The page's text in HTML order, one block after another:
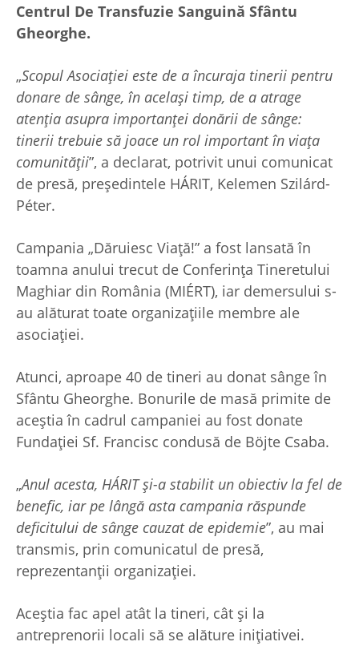
Centrul De Transfuzie Sanguină Sfântu
Gheorghe.
„Scopul Asociației este de a încuraja tinerii pentru
donare de sânge, în același timp, de a atrage
atenția asupra importanței donării de sânge:
tinerii trebuie să joace un rol important în viața
comunității”, a declarat, potrivit unui comunicat
de presă, președintele HÁRIT, Kelemen Szilárd-
Péter.
Campania „Dăruiesc Viață!” a fost lansată în
toamna anului trecut de Conferința Tineretului
Maghiar din România (MIÉRT), iar demersului s-
au alăturat toate organizațiile membre ale
asociației.
Atunci, aproape 40 de tineri au donat sânge în
Sfântu Gheorghe. Bonurile de masă primite de
aceștia în cadrul campaniei au fost donate
Fundației Sf. Francisc condusă de Böjte Csaba.
„Anul acesta, HÁRIT și-a stabilit un obiectiv la fel de
benefic, iar pe lângă asta campania răspunde
deficitului de sânge cauzat de epidemie”, au mai
transmis, prin comunicatul de presă,
reprezentanții organizației.
Aceștia fac apel atât la tineri, cât și la
antreprenorii locali să se alăture inițiativei.